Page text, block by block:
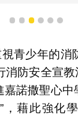
1 2 3 4 5 6
青少年的消
消防安全宣
嘉諾撒聖心中
，藉此強化